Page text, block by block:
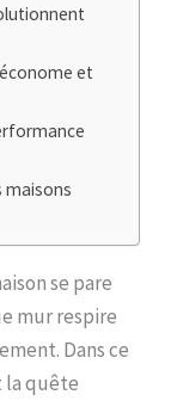
et
maisons
se pare
mur respire
Dans ce
la quête